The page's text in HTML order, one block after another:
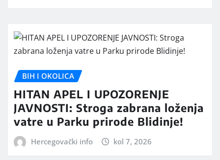
BIH I OKOLICA
HITAN APEL I UPOZORENJE
JAVNOSTI: Stroga zabrana loženja
vatre u Parku prirode Blidinje!
Hercegovački info kol 7, 2026